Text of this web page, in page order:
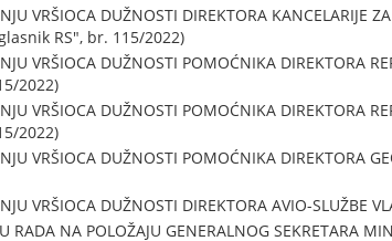
VRŠIOCA DUŽNOSTI DIREKTORA KANCELARIJE
glasnik RS", br. 115/2022)
VRŠIOCA DUŽNOSTI POMOĆNIKA DIREKTORA
2022)
VRŠIOCA DUŽNOSTI POMOĆNIKA DIREKTORA
2022)
VRŠIOCA DUŽNOSTI POMOĆNIKA DIREKTORA
VRŠIOCA DUŽNOSTI DIREKTORA AVIO-
RADA NA POLOŽAJU GENERALNOG SEKRETARA